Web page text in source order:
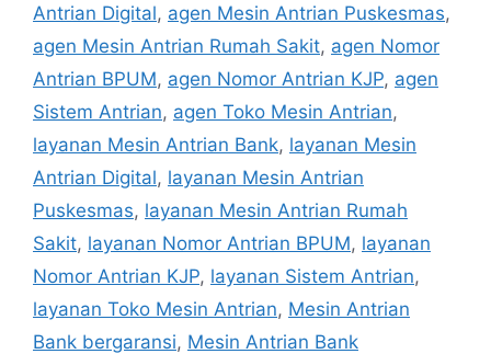
Antrian Digital, agen Mesin Antrian Puskesmas,
agen Mesin Antrian Rumah Sakit, agen Nomor
Antrian BPUM, agen Nomor Antrian KJP, agen
Sistem Antrian, agen Toko Mesin Antrian,
layanan Mesin Antrian Bank, layanan Mesin
Antrian Digital, layanan Mesin Antrian
Puskesmas, layanan Mesin Antrian Rumah
Sakit, layanan Nomor Antrian BPUM, layanan
Nomor Antrian KJP, layanan Sistem Antrian,
layanan Toko Mesin Antrian, Mesin Antrian
Bank bergaransi, Mesin Antrian Bank